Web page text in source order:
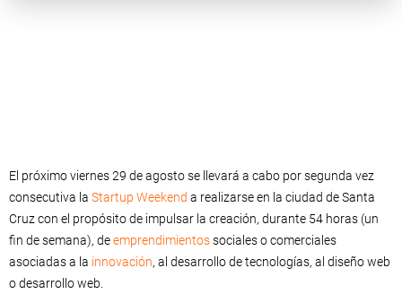
El próximo viernes 29 de agosto se llevará a cabo por segunda vez
consecutiva la Startup Weekend a realizarse en la ciudad de Santa
Cruz con el propósito de impulsar la creación, durante 54 horas (un
fin de semana), deemprendimientossociales o comerciales
asociadas a la innovación, al desarrollo de tecnologías, al diseño web
o desarrollo web.